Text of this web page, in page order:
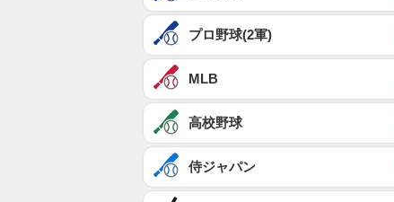
プロ野球(2軍)
MLB
高校野球
侍ジャパン